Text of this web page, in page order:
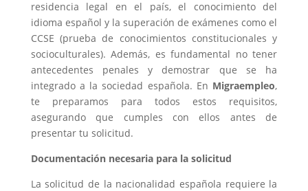
residencia legal en el país, el conocimiento del
idioma español y la superación de exámenes como el
CCSE (prueba de conocimientos constitucionales y
socioculturales). Además, es fundamental no tener
antecedentes penales y demostrar que se ha
integrado a la sociedad española. En Migraempleo,
te preparamos para todos estos requisitos,
asegurando que cumples con ellos antes de
presentar tu solicitud.
Documentación necesaria para la solicitud
La solicitud de la nacionalidad española requiere la